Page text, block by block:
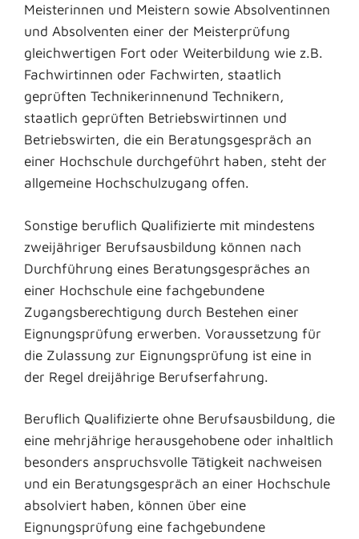
Meisterinnen und Meistern sowie Absolventinnen
und Absolventen einer der Meisterprüfung
gleichwertigen Fort oder Weiterbildung wie z.B.
Fachwirtinnen oder Fachwirten, staatlich
geprüften Technikerinnenund Technikern,
staatlich geprüften Betriebswirtinnen und
Betriebswirten, die ein Beratungsgespräch an
einer Hochschule durchgeführt haben, steht der
allgemeine Hochschulzugang offen.
Sonstige beruflich Qualifizierte mit mindestens
zweijähriger Berufsausbildung können nach
Durchführung eines Beratungsgespräches an
einer Hochschule eine fachgebundene
Zugangsberechtigung durch Bestehen einer
Eignungsprüfung erwerben. Voraussetzung für
die Zulassung zur Eignungsprüfung ist eine in
der Regel dreijährige Berufserfahrung.
Beruflich Qualifizierte ohne Berufsausbildung, die
eine mehrjährige herausgehobene oder inhaltlich
besonders anspruchsvolle Tätigkeit nachweisen
und ein Beratungsgespräch an einer Hochschule
absolviert haben, können über eine
Eignungsprüfung eine fachgebundene